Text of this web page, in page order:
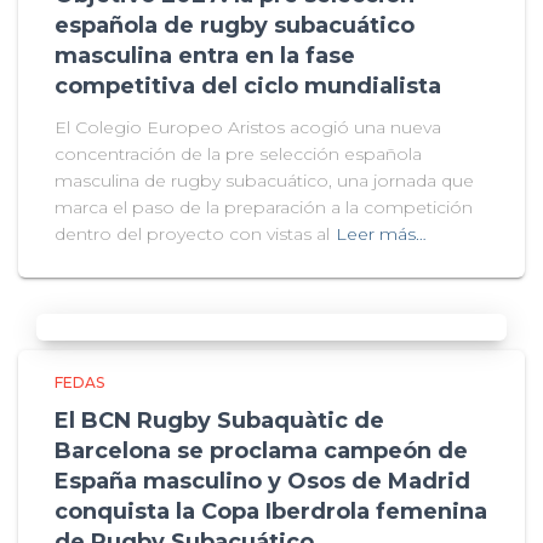
española de rugby subacuático
masculina entra en la fase
competitiva del ciclo mundialista
El Colegio Europeo Aristos acogió una nueva
concentración de la pre selección española
masculina de rugby subacuático, una jornada que
marca el paso de la preparación a la competición
dentro del proyecto con vistas al Leer más…
FEDAS
El BCN Rugby Subaquàtic de
Barcelona se proclama campeón de
España masculino y Osos de Madrid
conquista la Copa Iberdrola femenina